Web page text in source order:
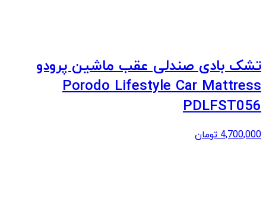
تشک بادی صندلی عقب ماشین پرودو
Porodo Lifestyle Car Mattress
PDLFST056
4,700,000 تومان